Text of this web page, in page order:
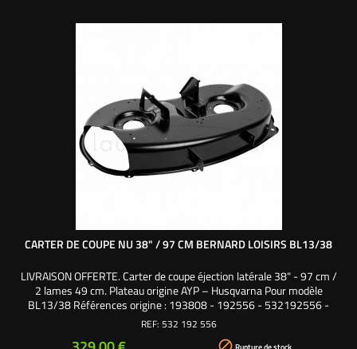
CARTER DE COUPE NU 38" / 97 CM BERNARD LOISIRS BL13/38
LIVRAISON OFFERTE. Carter de coupe éjection latérale 38" - 97 cm /
2 lames 49 cm. Plateau origine AYP – Husqvarna Pour modèle
BL13/38 Références origine : 193808 - 192556 - 532192556 -
532193808
REF: 532 192 556
